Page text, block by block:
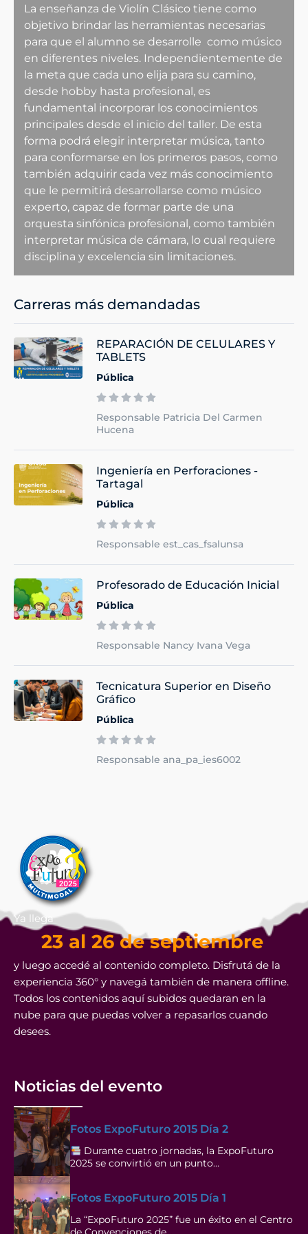
La enseñanza de Violín Clásico tiene como
objetivo brindar las herramientas necesarias
para que el alumno se desarrolle como músico
en diferentes niveles. Independientemente de
la meta que cada uno elija para su camino,
desde hobby hasta profesional, es
fundamental incorporar los conocimientos
principales desde el inicio del taller. De esta
forma podrá elegir interpretar música, tanto
para conformarse en los primeros pasos, como
también adquirir cada vez más conocimiento
que le permitirá desarrollarse como músico
experto, capaz de formar parte de una
orquesta sinfónica profesional, como también
interpretar música de cámara, lo cual requiere
disciplina y excelencia sin limitaciones.
Carreras más demandadas
REPARACIÓN DE CELULARES Y
TABLETS
Pública
Responsable Patricia Del Carmen
Hucena
Ingeniería en Perforaciones -
Tartagal
Pública
Responsable est_cas_fsalunsa
Profesorado de Educación Inicial
Pública
Responsable Nancy Ivana Vega
Tecnicatura Superior en Diseño
Gráfico
Pública
Responsable ana_pa_ies6002
Ya llega
23 al 26 de septiembre
y luego accedé al contenido completo. Disfrutá de la
experiencia 360° y navegá también de manera offline.
Todos los contenidos aquí subidos quedaran en la
nube para que puedas volver a repasarlos cuando
desees.
Noticias del evento
Fotos ExpoFuturo 2015 Día 2
Durante cuatro jornadas, la ExpoFuturo
2025 se convirtió en un punto…
Fotos ExpoFuturo 2015 Día 1
La “ExpoFuturo 2025” fue un éxito en el Centro